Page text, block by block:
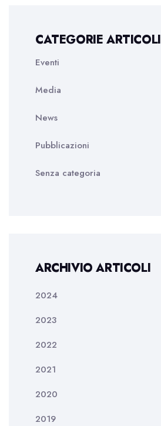
CATEGORIE ARTICOLI
Eventi
Media
News
Pubblicazioni
Senza categoria
ARCHIVIO ARTICOLI
2024
2023
2022
2021
2020
2019